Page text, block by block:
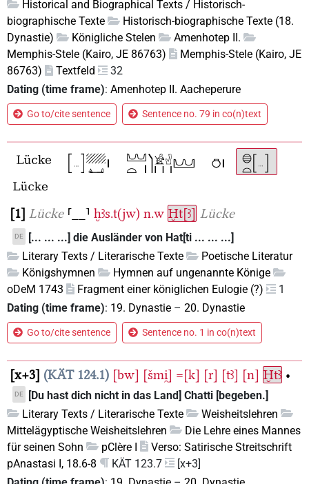
Historical and Biographical Texts / Historisch-
biographische Texte
Historisch-biographische Texte (18.
Dynastie)
Königliche Stelen
Amenhotep II.
Memphis-Stele (Kairo, JE 86763)
Memphis-Stele (Kairo, JE
86763)
Textfeld
32
Dating (time frame): Amenhotep II. Aacheperure
Go to/cite sentence Sentence no. 79 in co(n)text
1 Lücke ⸢__⸣ ḫꜣs.t(jw) n.w Ḫt[ꜣ] Lücke
DE
[... ... ...] die Ausländer von Hat[ti ... ... ...]
Literary Texts / Literarische Texte
Poetische Literatur
Königshymnen
Hymnen auf ungenannte Könige
oDeM 1743
Fragment einer königlichen Eulogie (?)
1
Dating (time frame): 19. Dynastie – 20. Dynastie
Go to/cite sentence Sentence no. 1 in co(n)text
x+3 KÄT 124.1 [bw] [šmi̯] =[k] [r] [tꜣ] [n] Ḫtꜣ •
DE
[Du hast dich nicht in das Land] Chatti [begeben.]
Literary Texts / Literarische Texte
Weisheitslehren
Mittelägyptische Weisheitslehren
Die Lehre eines Mannes
für seinen Sohn
pClère I
Verso: Satirische Streitschrift
pAnastasi I, 18.6-8
KÄT 123.7
[x+3]